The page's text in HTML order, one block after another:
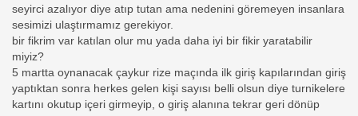
seyirci azalıyor diye atıp tutan ama nedenini göremeyen insanlara
sesimizi ulaştırmamız gerekiyor.
bir fikrim var katılan olur mu yada daha iyi bir fikir yaratabilir
miyiz?
5 martta oynanacak çaykur rize maçında ilk giriş kapılarından giriş
yaptıktan sonra herkes gelen kişi sayısı belli olsun diye turnikelere
kartını okutup içeri girmeyip, o giriş alanına tekrar geri dönüp